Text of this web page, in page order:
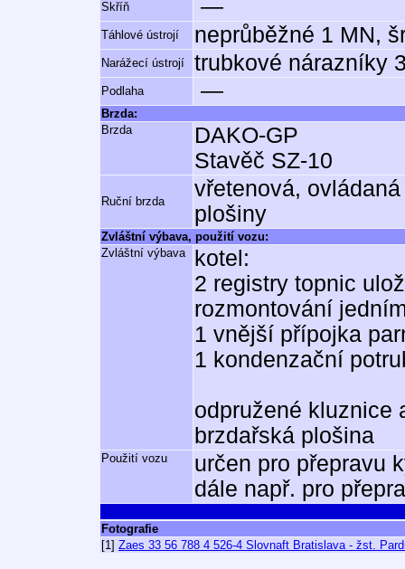
Skříň —
Táhlové ústrojí neprůběžné 1 MN,
Narážecí ústrojí trubkové nárazníky
Podlaha —
Brzda:
Brzda
DAKO-GP
Stavěč SZ-10
Ruční brzda
vřetenová,
plošiny
Zvláštní výbava, použití vozu:
Zvláštní výbava
kotel:
2 registry topnic
rozmontování
1 vnější přípojka
1 kondenzační
odpružené kluznice
brzdařská plošina
Použití vozu
určen pro přepravu
dále např. pro
Fotografie
[1] Zaes 33 56 788 4 526-4 Slovnaft Bratislava - žst.